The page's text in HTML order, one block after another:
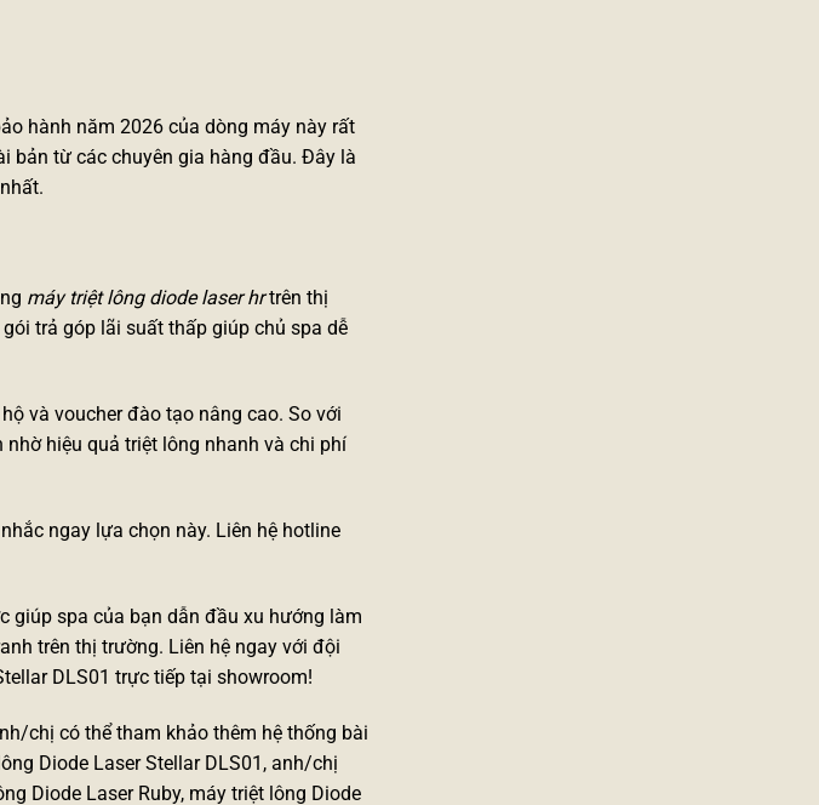
hành năm 2026 của dòng máy này rất
bản từ các chuyên gia hàng đầu. Đây là
máy triệt lông diode laser hrtrên thị
trả góp lãi suất thấp giúp chủ spa dễ
và voucher đào tạo nâng cao. So với
hiệu quả triệt lông nhanh và chi phí
ngay lựa chọn này. Liên hệ hotline
giúp spa của bạn dẫn đầu xu hướng làm
trên thị trường. Liên hệ ngay với đội
DLS01 trực tiếp tại showroom!
chị có thể tham khảo thêm hệ thống bài
Diode Laser Stellar DLS01 , anh/chị
Diode Laser Ruby, máy triệt lông Diode